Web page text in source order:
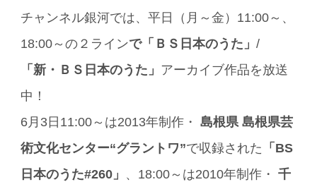
チャンネル銀河では、平日（月～金）11:00～、
18:00～の２ラインで「ＢＳ日本のうた」/
「新・ＢＳ日本のうた」 アーカイブ作品を放送
中！
6月3日11:00～は2013年制作・島根県 島根県芸
術文化センター“グラントワ”で収録された 「BS
日本のうた#260」 、18:00～は2010年制作・千